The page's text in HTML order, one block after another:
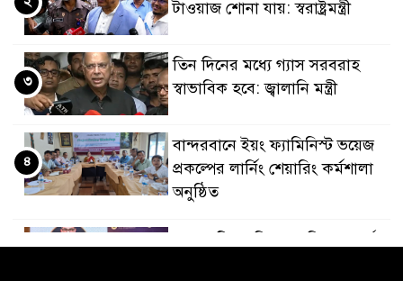
টাওয়াজ শোনা যায়: স্বরাষ্ট্রমন্ত্রী
তিন দিনের মধ্যে গ্যাস সরবরাহ
স্বাভাবিক হবে: জ্বালানি মন্ত্রী
৩
বান্দরবানে ইয়ং ফ্যামিনিস্ট ভয়েজ
প্রকল্পের লার্নিং শেয়ারিং কর্মশালা
অনুষ্ঠিত
৪